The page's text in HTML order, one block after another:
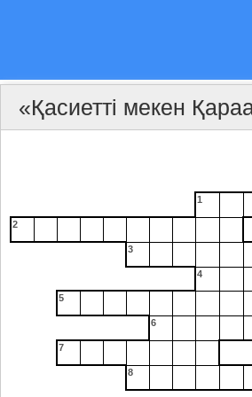
«Қасиетті мекен
1
2
3
4
5
6
7
8